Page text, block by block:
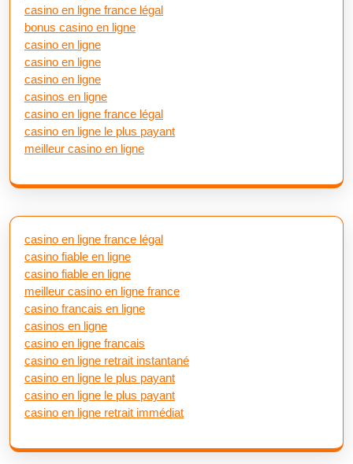
casino en ligne france légal
bonus casino en ligne
casino en ligne
casino en ligne
casino en ligne
casinos en ligne
casino en ligne france légal
casino en ligne le plus payant
meilleur casino en ligne
casino en ligne france légal
casino fiable en ligne
casino fiable en ligne
meilleur casino en ligne france
casino francais en ligne
casinos en ligne
casino en ligne francais
casino en ligne retrait instantané
casino en ligne le plus payant
casino en ligne le plus payant
casino en ligne retrait immédiat